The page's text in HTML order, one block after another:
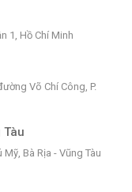
1, Hồ Chí Minh
Võ Chí Công, P.
Tàu
Mỹ, Bà Rịa - Vũng Tàu